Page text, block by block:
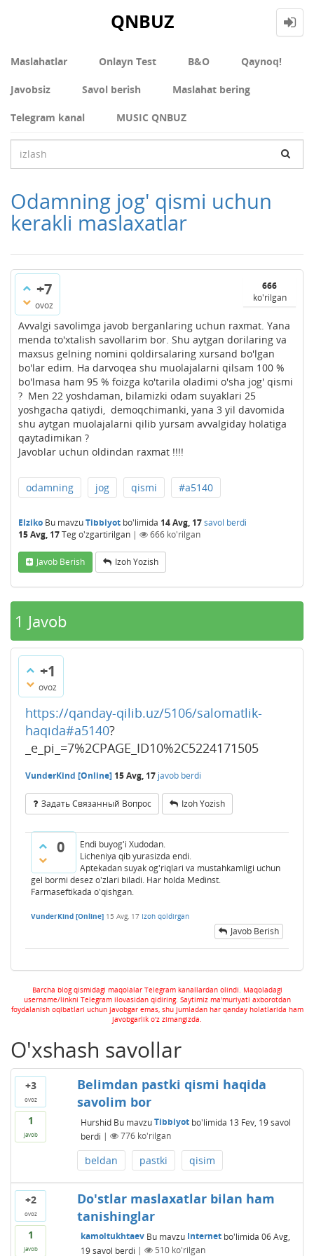
QNBUZ
Maslahatlar Onlayn Test В&О Qaynoq!
Javobsiz Savol berish Maslahat bering
Telegram kanal MUSIC QNBUZ
Odamning jog' qismi uchun
kerakli maslaxatlar
+7
ovoz
666
ko'rilgan
Avvalgi savolimga javob berganlaring uchun raxmat. Yana
menda to'xtalish savollarim bor. Shu aytgan dorilaring va
maxsus gelning nomini qoldirsalaring xursand bo'lgan
bo'lar edim. Ha darvoqea shu muolajalarni qilsam 100 %
bo'lmasa ham 95 % foizga ko'tarila oladimi o'sha jog' qismi
? Men 22 yoshdaman, bilamizki odam suyaklari 25
yoshgacha qatiydi, demoqchimanki, yana 3 yil davomida
shu aytgan muolajalarni qilib yursam avvalgiday holatiga
qaytadimikan ?
Javoblar uchun oldindan raxmat !!!!
odamning jog qismi #a5140
Elziko Bu mavzuTibbiyot bo'limida 14 Avg, 17savol berdi
15 Avg, 17Teg o'zgartirilgan | 666 ko'rilgan
Javob Berish Izoh Yozish
1 Javob
+1
ovoz
https://qanday-qilib.uz/5106/salomatlik-
haqida#a5140?
_e_pi_=7%2CPAGE_ID10%2C5224171505
VunderKind [Online] 15 Avg, 17 javob berdi
Задать Связанный Вопрос Izoh Yozish
0
Endi buyog'i Xudodan.
Licheniya qib yurasizda endi.
Aptekadan suyak og'riqlari va mustahkamligi uchun
gel bormi desez o'zlari biladi. Har holda Medinst.
Farmaseftikada o'qishgan.
VunderKind [Online] 15 Avg, 17 Izoh qoldirgan
Javob Berish
Barcha blog qismidagi maqolalar Telegram kanallardan olindi. Maqoladagi
username/linkni Telegram ilovasidan qidiring. Saytimiz ma'muriyati axborotdan
foydalanish oqibatlari uchun javobgar emas, shu jumladan har qanday holatlarida ham
javobgarlik o'z zimangizda.
O'xshash savollar
+3
ovoz
1
javob
Belimdan pastki qismi haqida
savolim bor
Hurshid Bu mavzuTibbiyotbo'limida 13 Fev, 19 savol
berdi | 776ko'rilgan
beldan pastki qisim
+2
ovoz
1
javob
Do'stlar maslaxatlar bilan ham
tanishinglar
kamoltukhtaev Bu mavzu Internetbo'limida 06 Avg,
19 savol berdi | 510ko'rilgan